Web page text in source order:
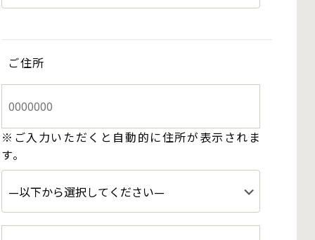
ご住所
※ご入力いただくと自動的に住所が表示されま
す。